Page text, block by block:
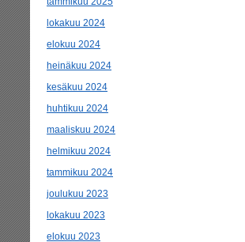
lokakuu 2024
elokuu 2024
heinäkuu 2024
kesäkuu 2024
huhtikuu 2024
maaliskuu 2024
helmikuu 2024
tammikuu 2024
joulukuu 2023
lokakuu 2023
elokuu 2023